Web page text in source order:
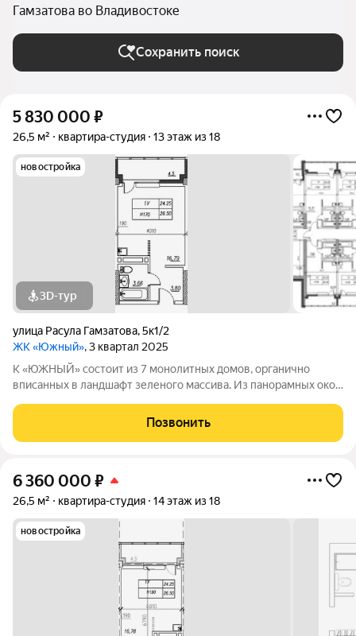
Гамзатова во Владивостоке
Сохранить поиск
5 830 000 ₽
26,5 м² квартира-студия 13 этаж из 18
новостройка
3D-тур
улица Расула Гамзатова,5к1/2
ЖК «Южный», 3 квартал 2025
К «ЮЖНЫЙ» состоит из 7 монолитных домов, органично
вписанных в ландшафт зеленого массива. Из панорамных окон
Благоустроенная территория и современная инфраструктура
создадут все условия для вашей
Позвонить
6 360 000 ₽
26,5 м² квартира-студия 14 этаж из 18
новостройка